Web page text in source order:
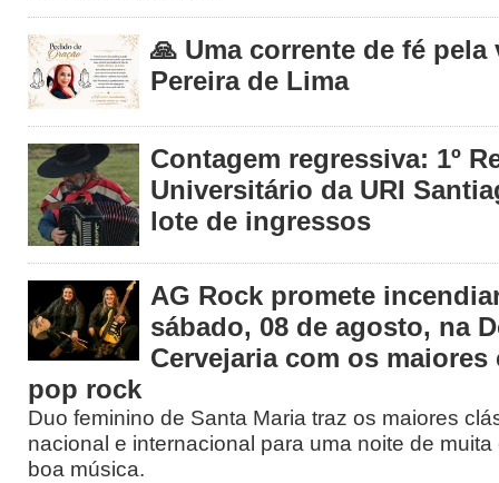
🙏 Uma corrente de fé pela
Pereira de Lima
Contagem regressiva: 1º
Universitário da URI
lote de ingressos
AG Rock promete
sábado, 08 de agosto, na
Cervejaria com os
pop rock
Duo feminino de Santa Maria traz os maiores
nacional e internacional para uma noite de
boa música.